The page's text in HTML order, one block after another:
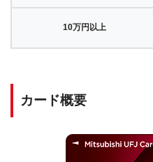
10万円以上
カード概要